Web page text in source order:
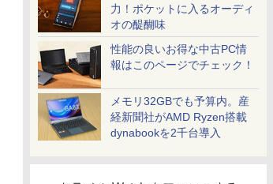
力！ポケットに入るオーディ
オの醍醐味
性能の良いお得な中古PC情
報はこのページでチェック！
メモリ32GBでも予算内。産
経新聞社がAMD Ryzen搭載
dynabookを2千台導入